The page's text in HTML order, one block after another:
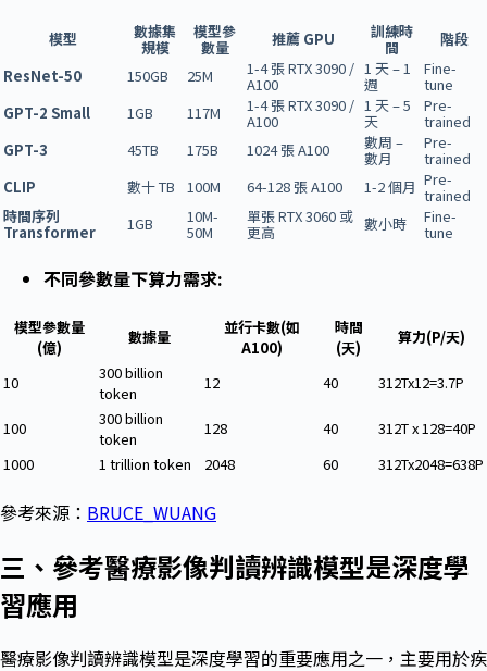
模型 數據集
規模
模型參
數量 推薦 GPU 訓練時
間
階段
ResNet-50
150GB 25M 1-4 張 RTX 3090 /
A100
1 天 – 1
週
Fine-
tune
GPT-2 Small
1GB 117M 1-4 張 RTX 3090 /
A100
1 天 – 5
天
Pre-
trained
GPT-3
45TB 175B 1024 張 A100 數周 –
數月
Pre-
trained
CLIP
數十 TB 100M 64-128 張 A100 1-2 個月 Pre-
trained
時間序列
Transformer 1GB 10M-
50M
單張 RTX 3060 或
更高 數小時 Fine-
tune
不同參數量下算力需求:
模型參數量
(億)
數據量
並行卡數(如
A100)
時間
(天)
算力(P/天)
10
300 billion
token
12 40 312Tx12=3.7P
100
300 billion
token
128 40
312T x 128=40P
1000
1 trillion token 2048 60 312Tx2048=638P
參考來源： BRUCE_WUANG
三、參考醫療影像判讀辨識模型是深度學
習應用
醫療影像判讀辨識模型是深度學習的重要應用之一，主要用於疾